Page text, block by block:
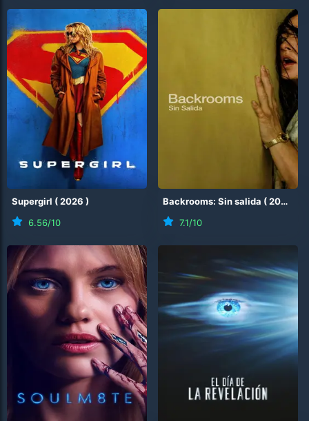
Supergirl (2026 )
6.56/10
Backrooms: Sin salida (2026
7.1/10